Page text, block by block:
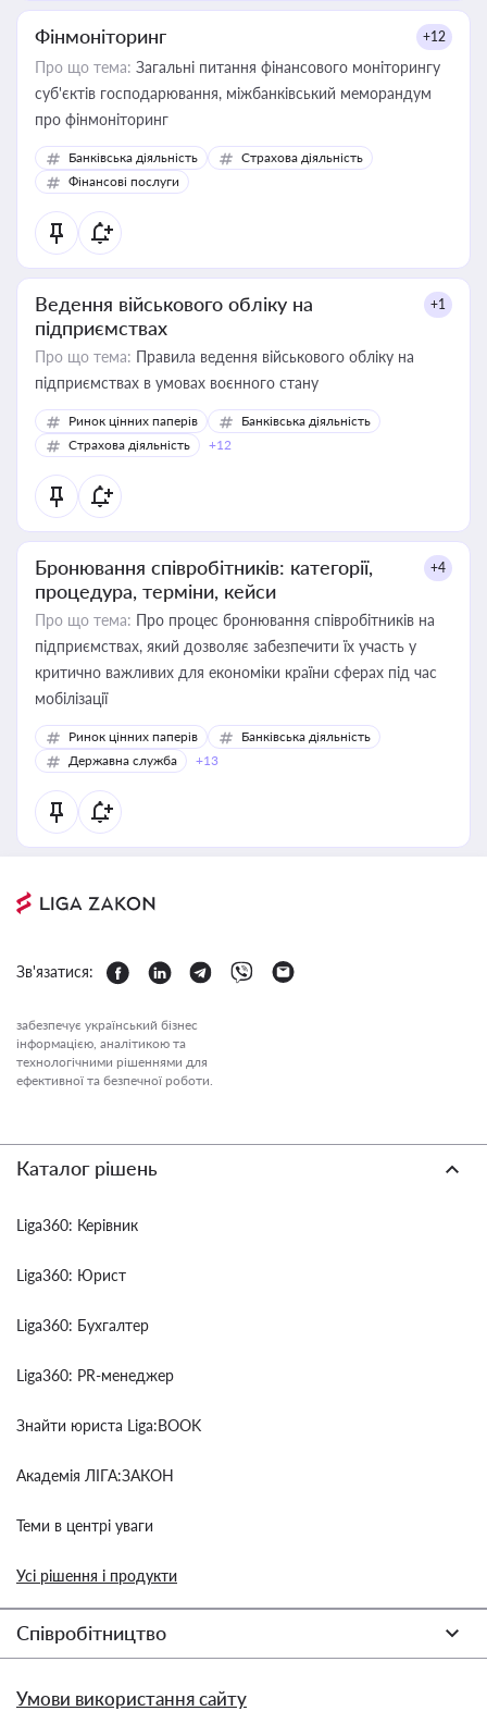
Фінмоніторинг +12
Про що тема: Загальні питання фінансового моніторингу
суб'єктів господарювання, міжбанківський меморандум
про фінмоніторинг
Банківська діяльність
Страхова діяльність
Фінансові послуги
Ведення військового обліку на
підприємствах
+1
Про що тема: Правила ведення військового обліку на
підприємствах в умовах воєнного стану
Ринок цінних паперів
Банківська діяльність
Страхова діяльність
+12
Бронювання співробітників: категорії,
процедура, терміни, кейси
+4
Про що тема: Про процес бронювання співробітників на
підприємствах, який дозволяє забезпечити їх участь у
критично важливих для економіки країни сферах під час
мобілізації
Ринок цінних паперів
Банківська діяльність
Державна служба
+13
Зв'язатися:
забезпечує український бізнес
інформацією, аналітикою та
технологічними рішеннями для
ефективної та безпечної роботи.
Каталог рішень
Liga360: Керівник
Liga360: Юрист
Liga360: Бухгалтер
Liga360: PR-менеджер
Знайти юриста Liga:BOOK
Академія ЛІГА:ЗАКОН
Теми в центрі уваги
Усі рішення і продукти
Співробітництво
Умови використання сайту